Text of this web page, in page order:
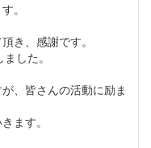
。
き、感謝です。
した。
、皆さんの活動に励ま
ます。